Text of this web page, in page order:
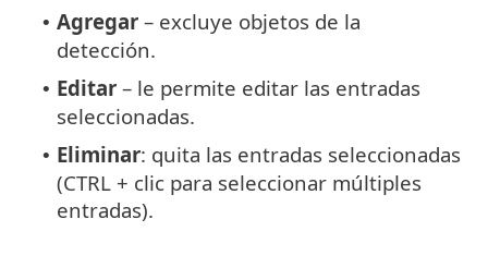
• Agregar – excluye objetos de la
detección.
• Editar – le permite editar las entradas
seleccionadas.
• Eliminar: quita las entradas seleccionadas
(CTRL + clic para seleccionar múltiples
entradas).